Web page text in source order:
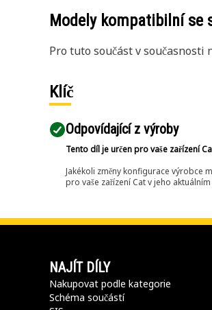
Modely kompatibilní se
Pro tuto součást v současnosti
Klíč
Odpovídající z výroby
Tento díl je určen pro vaše zařízení
Jakékoli změny konfigurace výrobce
pro vaše zařízení Cat v jeho
NAJÍT DÍLY
Nakupovat podle kategorie
Schéma součástí